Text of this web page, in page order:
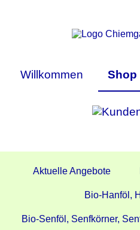
Willkommen Shop
Aktuelle Angebote
Bio-Hanföl,
Bio-Senföl, Senfkörner,